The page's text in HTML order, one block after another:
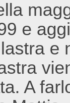
e
e
A